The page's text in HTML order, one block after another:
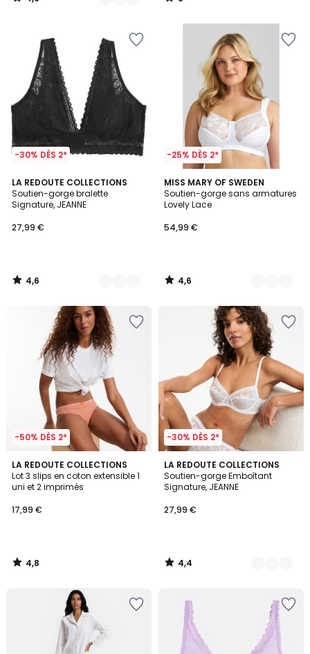
/
/
-30% DÈS 2*
LA REDOUTE COLLECTIONS
Soutien-gorge bralette
Signature, JEANNE
27,99 €
4,6
/ 5
3
Couleurs
4,6
/
-25% DÈS 2*
MISS MARY OF SWEDEN
Soutien-gorge sans armatures
Lovely Lace
54,99 €
4,6
/ 5
5
Couleurs
4,6
/
-50% DÈS 2*
LA REDOUTE COLLECTIONS
Lot 3 slips en coton extensible 1
uni et 2 imprimés
17,99 €
4,8
/ 5
4,8
/
-30% DÈS 2*
LA REDOUTE COLLECTIONS
Soutien-gorge Emboîtant
Signature, JEANNE
27,99 €
4,4
/ 5
5
Couleurs
4,4
/